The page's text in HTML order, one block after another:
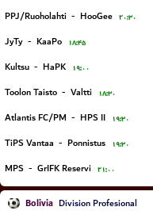
PPJ/Ruoholahti - HooGee ۲۰:۳۰
JyTy - KaaPo ۱۸:۴۵
Kultsu - HaPK ۱۹:۰۰
Toolon Taisto - Valtti ۱۸:۳۰
Atlantis FC/PM - HPS II ۱۹:۳۰
TiPS Vantaa - Ponnistus ۱۹:۳۰
MPS - GrIFK Reservi ۲۱:۰۰
Bolivia Division Profesional